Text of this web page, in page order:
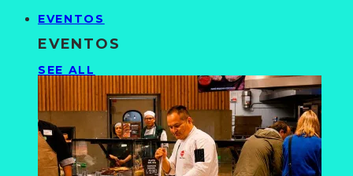
EVENTOS
EVENTOS
SEE ALL